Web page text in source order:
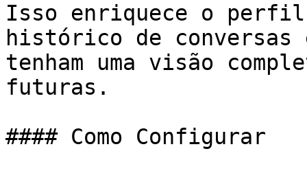
Isso enriquece o perfil
histórico de conversas
tenham uma visão
futuras.
#### Como Configurar